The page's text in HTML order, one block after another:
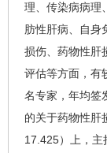
理、传染病病理
肪性肝病、
自身
损伤、 药物性肝
评估等方面，有
名专家，年均签
的关于药物性肝
17.425）上，主